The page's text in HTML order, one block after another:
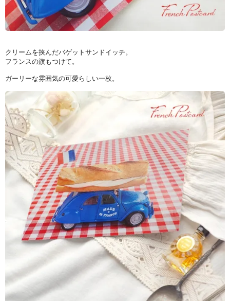
クリームを挟んだバゲットサンドイッチ。
フランスの旗もつけて。
ガーリーな雰囲気の可愛らしい一枚。